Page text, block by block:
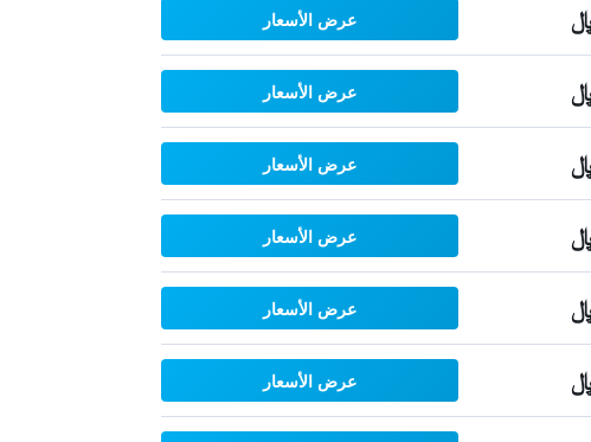
عرض الأسعار
عرض الأسعار
عرض الأسعار
عرض الأسعار
عرض الأسعار
عرض الأسعار